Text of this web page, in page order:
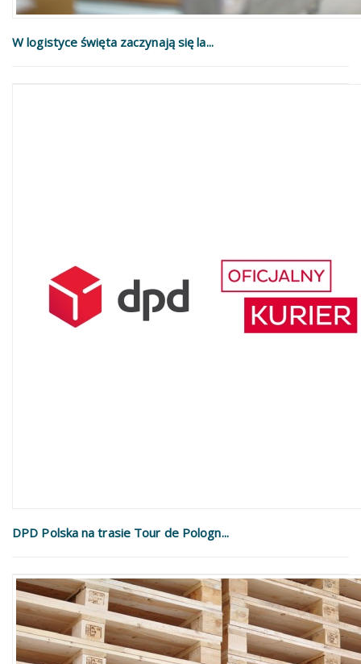
W logistyce święta zaczynają się la...
DPD Polska na trasie Tour de Pologn...